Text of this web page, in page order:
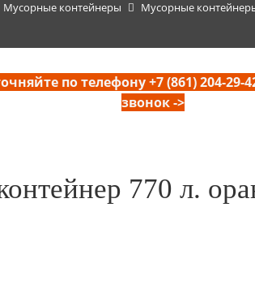
Мусорные контейнеры Мусорные
по телефону +7 (861) 204-
звонок ->
770 л.